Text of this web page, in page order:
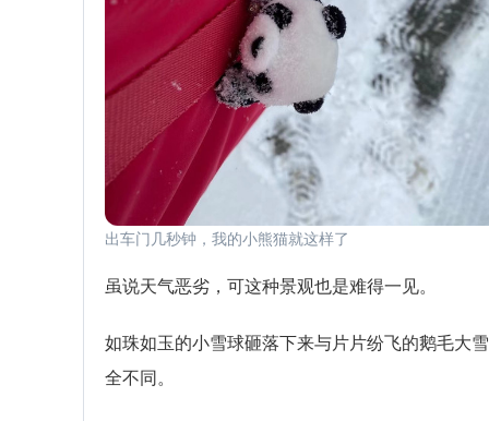
出车门几秒钟，我的小熊猫就这样了
虽说天气恶劣，可这种景观也是难得一见。
如珠如玉的小雪球砸落下来与片片纷飞的鹅毛大
全不同。